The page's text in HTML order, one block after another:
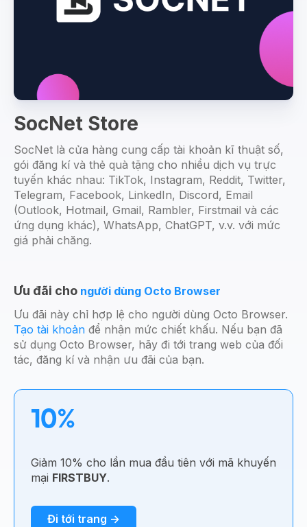
SocNet Store
SocNet là cửa hàng cung cấp tài khoản kĩ thuật số,
gói đăng kí và thẻ quà tặng cho nhiều dịch vụ trực
tuyến khác nhau: TikTok, Instagram, Reddit, Twitter,
Telegram, Facebook, LinkedIn, Discord, Email
(Outlook, Hotmail, Gmail, Rambler, Firstmail và các
ứng dụng khác), WhatsApp, ChatGPT, v.v. với mức
giá phải chăng.
Ưu đãi cho người dùng Octo Browser
Ưu đãi này chỉ hợp lệ cho người dùng Octo Browser.
Tạo tài khoản để nhận mức chiết khấu. Nếu bạn đã
sử dụng Octo Browser, hãy đi tới trang web của đối
tác, đăng kí và nhận ưu đãi của bạn.
10%
Giảm 10% cho lần mua đầu tiên với mã khuyến
mại FIRSTBUY.
Đi tới trang →